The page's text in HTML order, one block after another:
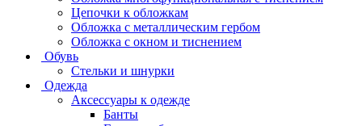
Цепочки к обложкам
Обложка с металлическим гербом
Обложка с окном и тиснением
Обувь
Стельки и шнурки
Одежда
Аксессуары к одежде
Банты